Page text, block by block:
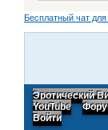
Бесплатный чат для
Эротический
YouTube
Войти